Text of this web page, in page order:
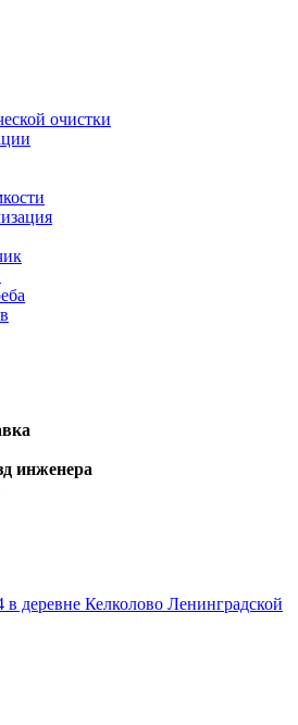
очистки
инженера
деревне Келколово Ленинградской